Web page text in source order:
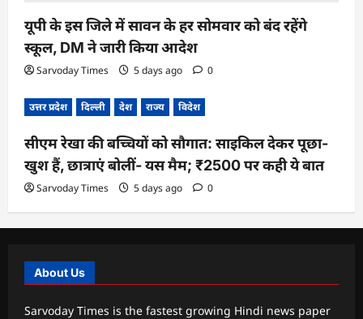
यूपी के इस जिले में सावन के हर सोमवार को बंद रहेंगे
स्कूल, DM ने जारी किया आदेश
Sarvoday Times 5 days ago 0
उत्तर प्रदेश दिल्ली देश राज्य विदेश
सीएम रेखा की बच्चियों को सौगात: साइकिल देकर पूछा-
खुश हैं, छात्राएं बोलीं- यस मैम; ₹2500 पर कही ये बात
Sarvoday Times 5 days ago 0
About Us
Sarvoday Times is the fastest growing Hindi news paper